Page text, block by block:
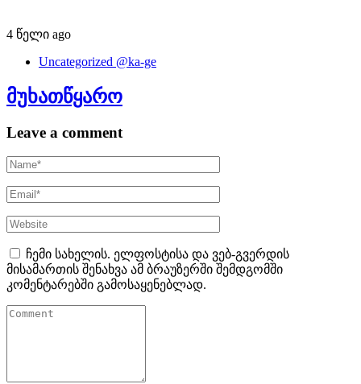
4 წელი ago
Uncategorized @ka-ge
მუხათწყარო
Leave a comment
ჩემი სახელის. ელფოსტისა და ვებ-გვერდის
მისამართის შენახვა ამ ბრაუზერში შემდგომში
კომენტარებში გამოსაყენებლად.